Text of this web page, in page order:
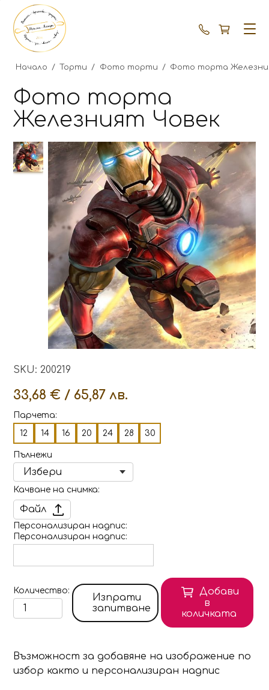
+359 87
Начало / Торти / Фото торти / Фото торта
Фото торта
Железният Човек
SKU: 200219
33,68 € / 65,87 лв.
Парчета:
12
14 16 20 24 28 30
Пълнежи
Качване на снимка
Файл
Персонализиран надпис
Персонализиран надпис
Количество
Изпрати
запитване
Добави
в
количката
Възможност за добавяне на изображение по
избор както и персонализиран надпис